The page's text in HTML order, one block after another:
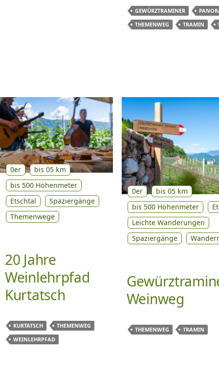
GEWÜRZTRAMINER
THEMENWEG
TRAMIN
0er
bis 05 km
bis 500 Höhenmeter
Etschtal
Spaziergänge
Themenwege
20 Jahre
Weinlehrpfad
Kurtatsch
KURTATSCH
THEMENWEG
WEINLEHRPFAD
0er
bis 05 km
bis 500 Höhenmeter
Leichte Wanderungen
Spaziergänge
Weinweg
THEMENWEG TRAMIN